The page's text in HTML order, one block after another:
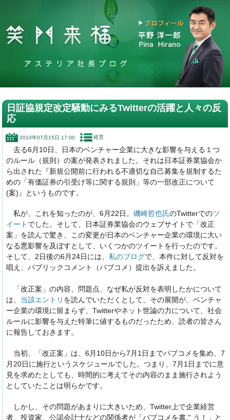
日証協規定改定騒動にみるTwitterの活躍と人々の反
応
2010年07月15日 17:00 経営
去る6月10日、日本のベンチャー企業に大きな影響を与える１つ
のルール（規則）の案が発表されました。それは日本証券業協会か
ら出された『新規公開前に行われる不適切な自己募集を規制するた
めの「有価証券の引受け等に関する規則」等の一部改正について
(案)』というものです。
私が、これを知ったのが、6月22日。磯崎哲也氏のTwitterでのツ
イート でした。そして、日本証券業協会のウェブサイトで「改正
案」を読んで驚き、この変更が日本のベンチャー企業の環境に大い
なる悪影響を及ぼすとして、いくつかのツイートを行ったのです。
そして、2日後の6月24日には、私のブログで、本件に対して反対を
唱え、パブリックコメント（パブコメ）提出を訴えました。
「改正案」の内容、問題点、なぜ私が反対を表明したかについて
は、 当該エントリ を読んでいただくとして、その展開が、ベンチャ
ー企業の環境に留まらず、Twitterやネット世論の力について、社会
ルールに影響を与えた特筆に値するものだったため、読者の皆さん
に報告しておきます。
当初、「改正案」は、6月10日から7月1日までパブコメを集め、7
月20日に施行というスケジュールでした。つまり、7月1日までに意
見を求めたとしても、時間的に考えてその内容のまま施行されよう
としていたことは明らかです。
しかし、その問題があまりに大きいため、Twitter上で企業経営
者、投資家、公認会計士などの関係者が「パブコメを書こう！」と